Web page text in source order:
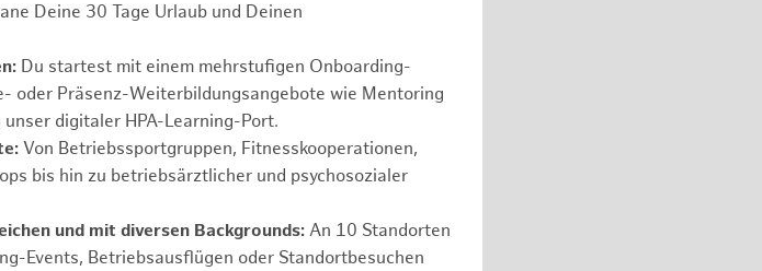
Deine 30 Tage Urlaub und Deinen
Du startest mit einem mehrstufigen Onboarding-
oder Präsenz-Weiterbildungsangebote wie Mentoring
digitaler HPA-Learning-Port.
Von Betriebssportgruppen, Fitnesskooperationen,
bis hin zu betriebsärztlicher und psychosozialer
und mit diversen Backgrounds: An 10 Standorten
Events, Betriebsausflügen oder Standortbesuchen